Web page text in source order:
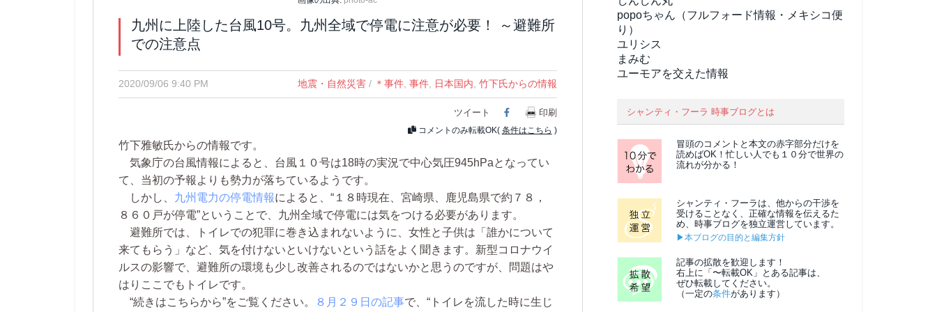
九州に上陸した台風10号。九州全域で停電に注意が必要！ ～避難所
での注意点
2020/09/06 9:40 PM 地震・自然災害/ ＊事件, 事件, 日本国内, 竹下氏からの情報
ツイート Facebook
印刷
コメントのみ転載OK( 条件はこちら )
竹下雅敏氏からの情報です。
気象庁の台風情報によると、台風１０号は18時の実況で中心気圧945hPaとなってい
て、当初の予報よりも勢力が落ちているようです。
しかし、 九州電力の停電情報によると、“１８時現在、宮崎県、鹿児島県で約７８，
８６０戸が停電”ということで、九州全域で停電には気をつける必要があります。
避難所では、トイレでの犯罪に巻き込まれないように、女性と子供は「誰かについて
来てもらう」など、気を付けないといけないという話をよく聞きます。新型コロナウイ
ルスの影響で、避難所の環境も少し改善されるのではないかと思うのですが、問題はや
はりここでもトイレです。
“続きはこちらから”をご覧ください。
８月２９日の記事で、“トイレを流した時に生じ
popoちゃん（フルフォード情報・メキシコ便
り）
ユリシス
まみむ
ユーモアを交えた情報
シャンティ・フーラ 時事ブログとは
冒頭のコメントと本文の赤字部分だけを
読めばOK！忙しい人でも１０分で世界の
流れが分かる！
シャンティ・フーラは、他からの干渉を
受けることなく、正確な情報を伝えるた
め、時事ブログを独立運営しています。
▶本ブログの目的と編集方針
記事の拡散を歓迎します！
右上に「〜転載OK」とある記事は、
ぜひ転載してください。
（一定の条件があります）